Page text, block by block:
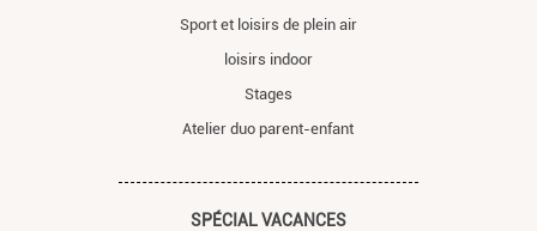
Sport et loisirs de plein air
loisirs indoor
Stages
Atelier duo parent-enfant
SPÉCIAL VACANCES